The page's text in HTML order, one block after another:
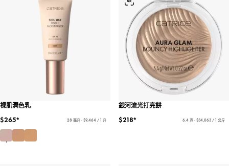
裸肌潤色乳
$265*
28 毫升 - $9,464 / 1 升
銀河流光打亮餅
$218*
6.4 克 - $34,063 / 1 公斤